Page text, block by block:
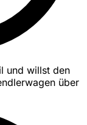
und willst den
über